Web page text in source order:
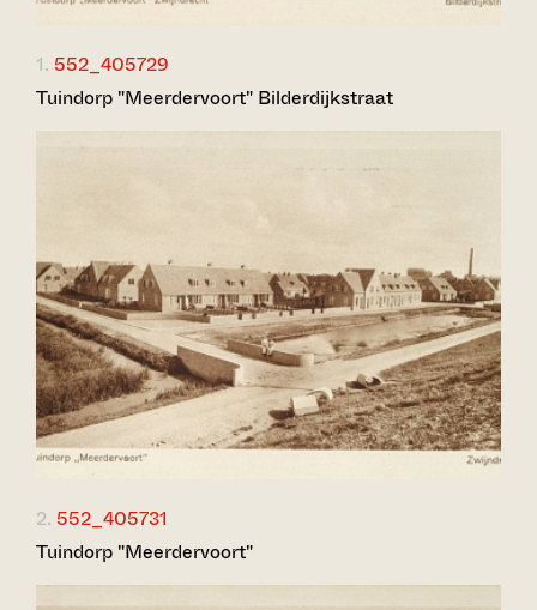
1. 552_405729
Tuindorp "Meerdervoort" Bilderdijkstraat
2. 552_405731
Tuindorp "Meerdervoort"